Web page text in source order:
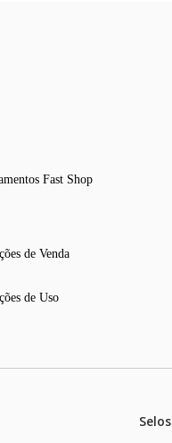
Fast Shop
de Venda
de Uso
Selos